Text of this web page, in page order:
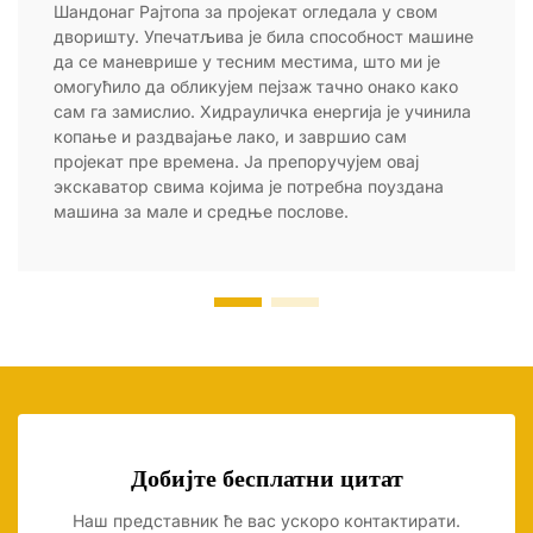
Шандонаг Рајтопа за пројекат огледала у свом
дворишту. Упечатљива је била способност машине
да се маневрише у тесним местима, што ми је
омогућило да обликујем пејзаж тачно онако како
сам га замислио. Хидрауличка енергија је учинила
копање и раздвајање лако, и завршио сам
пројекат пре времена. Ја препоручујем овај
экскаватор свима којима је потребна поуздана
машина за мале и средње послове.
Добијте бесплатни цитат
Наш представник ће вас ускоро контактирати.